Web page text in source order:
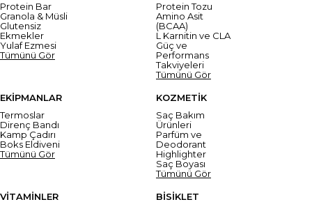
Protein Bar
Granola & Müsli
Glutensiz
Ekmekler
Yulaf Ezmesi
Tümünü Gör
Protein Tozu
Amino Asit
(BCAA)
L Karnitin ve CLA
Güç ve
Performans
Takviyeleri
Tümünü Gör
EKİPMANLAR
Termoslar
Direnç Bandı
Kamp Çadırı
Boks Eldiveni
Tümünü Gör
KOZMETİK
Saç Bakım
Ürünleri
Parfüm ve
Deodorant
Highlighter
Saç Boyası
Tümünü Gör
VİTAMİNLER
BİSİKLET